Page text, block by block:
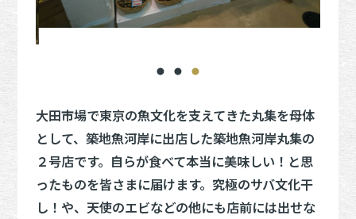
大田市場で東京の魚文化を支えてきた丸集を母体
として、築地魚河岸に出店した築地魚河岸丸集の
２号店です。自らが食べて本当に美味しい！と思
ったものを皆さまに届けます。究極のサバ文化干
し！や、天使のエビなどの他にも店前には出せな